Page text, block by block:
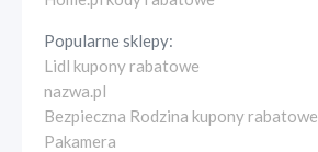
Popularne sklepy:
Lidl kupony rabatowe
nazwa.pl
Bezpieczna Rodzina kupony rabatowe
Pakamera